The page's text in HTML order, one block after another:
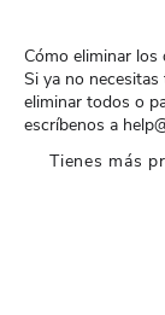
Cómo eliminar
Si ya no
eliminar todos o
escríbenos a
Tienes más